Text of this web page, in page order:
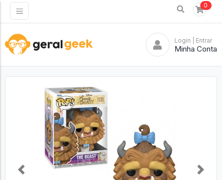
0
Login | Entrar
Minha Conta
Previous Next